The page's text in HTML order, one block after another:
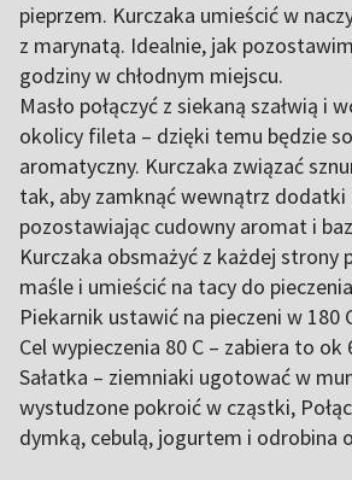
pieprzem. Kurczaka umieścić w
z marynatą. Idealnie, jak
godziny w chłodnym miejscu.
Masło połączyć z siekaną szałwią i
okolicy fileta – dzięki temu będzie
aromatyczny. Kurczaka związać
tak, aby zamknąć wewnątrz dodatki
pozostawiając cudowny aromat i
Kurczaka obsmażyć z każdej strony
maśle i umieścić na tacy do
Piekarnik ustawić na pieczeni w 180
Cel wypieczenia 80 C – zabiera to ok
Sałatka – ziemniaki ugotować w
wystudzone pokroić w cząstki,
dymką, cebulą, jogurtem i odrobina